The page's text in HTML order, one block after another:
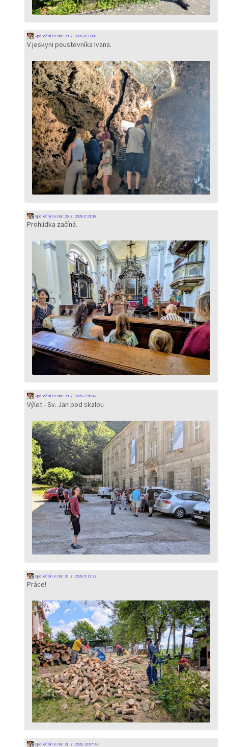
Společná cesta: 29. 7. 2026 8:23:00
V jeskyni poustevníka Ivana.
Společná cesta: 29. 7. 2026 8:21:16
Prohlídka začíná.
Společná cesta: 29. 7. 2026 7:50:42
Výlet - Sv. Jan pod skalou
Společná cesta: 28. 7. 2026 9:13:23
Práce!
Společná cesta: 27. 7. 2026 12:07:42